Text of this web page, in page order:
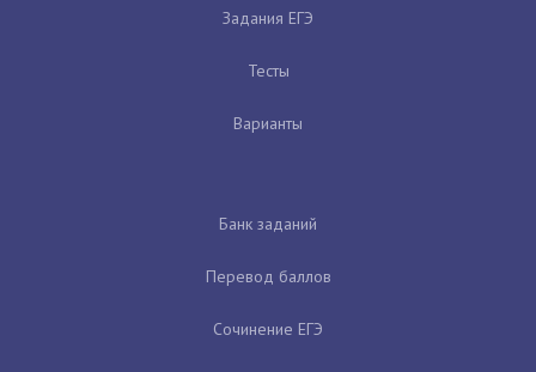
Задания ЕГЭ
Тесты
Варианты
Банк заданий
Перевод баллов
Сочинение ЕГЭ